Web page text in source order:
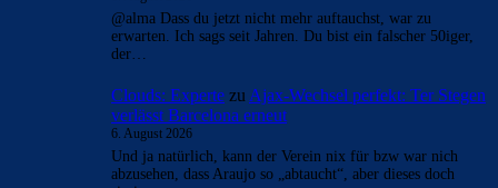
@alma Dass du jetzt nicht mehr auftauchst, war zu
erwarten. Ich sags seit Jahren. Du bist ein falscher 50iger,
der…
Clouds: Experte zu Ajax-Wechsel perfekt: Ter Stegen
verlässt Barcelona erneut
6. August 2026
Und ja natürlich, kann der Verein nix für bzw war nich
abzusehen, dass Araujo so „abtaucht“, aber dieses doch